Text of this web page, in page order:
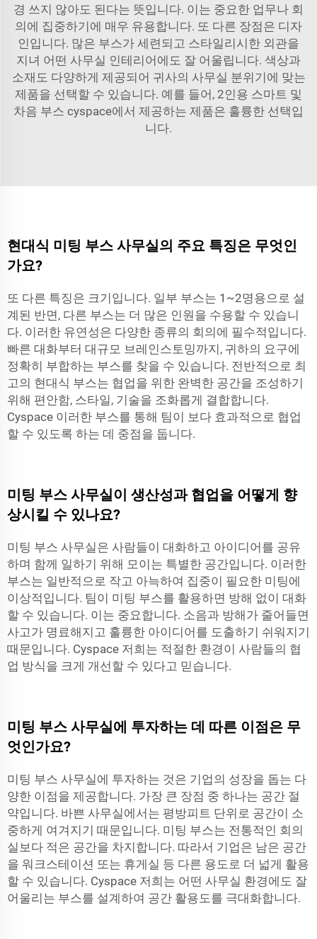
경 쓰지 않아도 된다는 뜻입니다. 이는 중요한 업무나 회
의에 집중하기에 매우 유용합니다. 또 다른 장점은 디자
인입니다. 많은 부스가 세련되고 스타일리시한 외관을
지녀 어떤 사무실 인테리어에도 잘 어울립니다. 색상과
소재도 다양하게 제공되어 귀사의 사무실 분위기에 맞는
제품을 선택할 수 있습니다. 예를 들어, 2인용 스마트 및
차음 부스 cyspace에서 제공하는 제품은 훌륭한 선택입
니다.
현대식 미팅 부스 사무실의 주요 특징은 무엇인
가요?
또 다른 특징은 크기입니다. 일부 부스는 1~2명용으로 설
계된 반면, 다른 부스는 더 많은 인원을 수용할 수 있습니
다. 이러한 유연성은 다양한 종류의 회의에 필수적입니다.
빠른 대화부터 대규모 브레인스토밍까지, 귀하의 요구에
정확히 부합하는 부스를 찾을 수 있습니다. 전반적으로 최
고의 현대식 부스는 협업을 위한 완벽한 공간을 조성하기
위해 편안함, 스타일, 기술을 조화롭게 결합합니다.
Cyspace 이러한 부스를 통해 팀이 보다 효과적으로 협업
할 수 있도록 하는 데 중점을 둡니다.
미팅 부스 사무실이 생산성과 협업을 어떻게 향
상시킬 수 있나요?
미팅 부스 사무실은 사람들이 대화하고 아이디어를 공유
하며 함께 일하기 위해 모이는 특별한 공간입니다. 이러한
부스는 일반적으로 작고 아늑하여 집중이 필요한 미팅에
이상적입니다. 팀이 미팅 부스를 활용하면 방해 없이 대화
할 수 있습니다. 이는 중요합니다. 소음과 방해가 줄어들면
사고가 명료해지고 훌륭한 아이디어를 도출하기 쉬워지기
때문입니다. Cyspace 저희는 적절한 환경이 사람들의 협
업 방식을 크게 개선할 수 있다고 믿습니다.
미팅 부스 사무실에 투자하는 데 따른 이점은 무
엇인가요?
미팅 부스 사무실에 투자하는 것은 기업의 성장을 돕는 다
양한 이점을 제공합니다. 가장 큰 장점 중 하나는 공간 절
약입니다. 바쁜 사무실에서는 평방피트 단위로 공간이 소
중하게 여겨지기 때문입니다. 미팅 부스는 전통적인 회의
실보다 적은 공간을 차지합니다. 따라서 기업은 남은 공간
을 워크스테이션 또는 휴게실 등 다른 용도로 더 넓게 활용
할 수 있습니다. Cyspace 저희는 어떤 사무실 환경에도 잘
어울리는 부스를 설계하여 공간 활용도를 극대화합니다.